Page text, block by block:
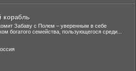
корабль
Забаву с Полем – уверенным в себе
богатого семейства, пользующегося среди...